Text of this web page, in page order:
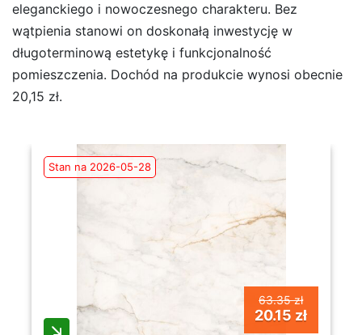
eleganckiego i nowoczesnego charakteru. Bez
wątpienia stanowi on doskonałą inwestycję w
długoterminową estetykę i funkcjonalność
pomieszczenia. Dochód na produkcie wynosi obecnie
20,15 zł.
Stan na 2026-05-28
63.35 zł
20.15 zł